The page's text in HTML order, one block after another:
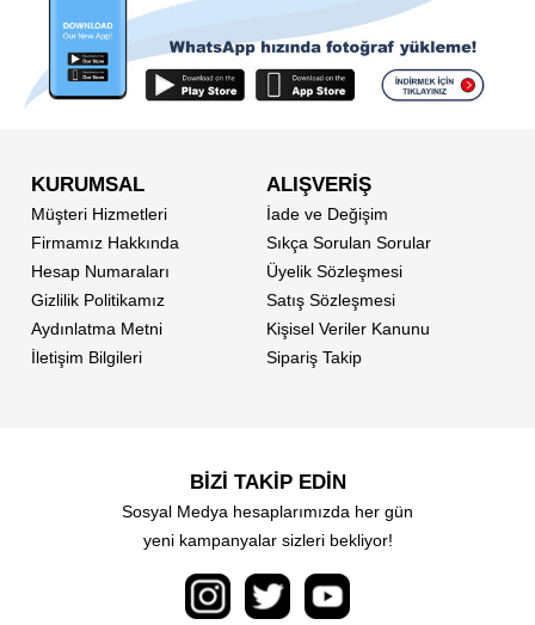
KURUMSAL
Müşteri Hizmetleri
Firmamız Hakkında
Hesap Numaraları
Gizlilik Politikamız
Aydınlatma Metni
İletişim Bilgileri
ALIŞVERİŞ
İade ve Değişim
Sıkça Sorulan Sorular
Üyelik Sözleşmesi
Satış Sözleşmesi
Kişisel Veriler Kanunu
Sipariş Takip
BİZİ TAKİP EDİN
Sosyal Medya hesaplarımızda her gün
yeni kampanyalar sizleri bekliyor!